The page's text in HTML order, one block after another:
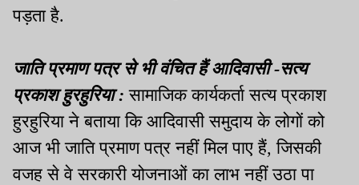
पड़ता है.
जाति प्रमाण पत्र से भी वंचित हैं आदिवासी -सत्य
प्रकाश हुरहुरिया :सामाजिक कार्यकर्ता सत्य प्रकाश
हुरहुरिया ने बताया कि आदिवासी समुदाय के लोगों को
आज भी जाति प्रमाण पत्र नहीं मिल पाए हैं,जिसकी
वजह से वे सरकारी योजनाओं का लाभ नहीं उठा पा